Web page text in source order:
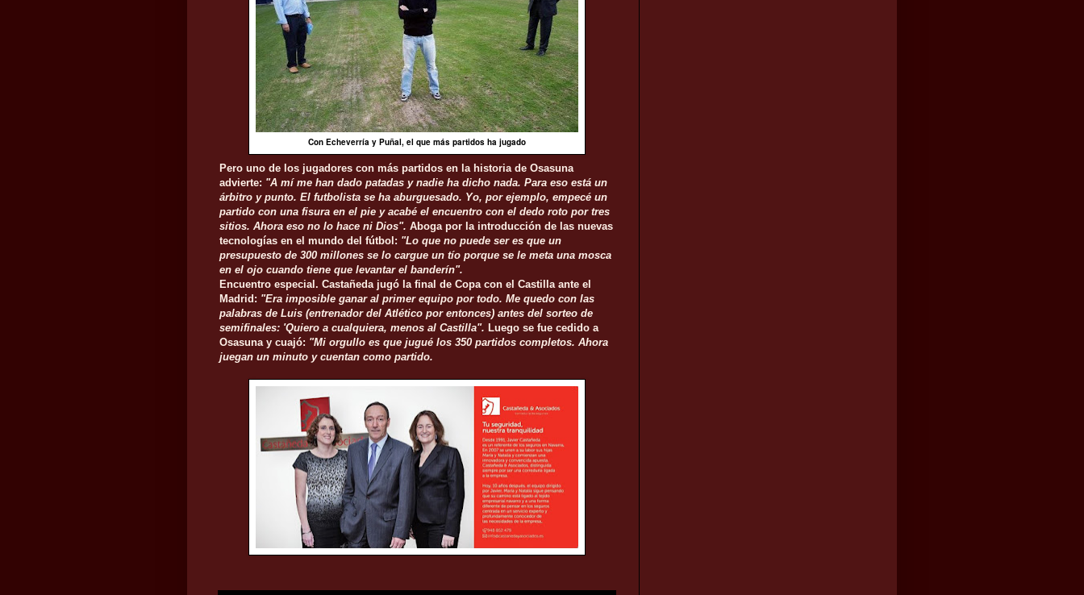
Con Echeverría y Puñal, el que más partidos ha jugado
Pero uno de los jugadores con más partidos en la historia de Osasuna
advierte: "A mí me han dado patadas y nadie ha dicho nada. Para eso está un
árbitro y punto. El futbolista se ha aburguesado. Yo, por ejemplo, empecé un
partido con una fisura en el pie y acabé el encuentro con el dedo roto por tres
sitios. Ahora eso no lo hace ni Dios". Aboga por la introducción de las nuevas
tecnologías en el mundo del fútbol: "Lo que no puede ser es que un
presupuesto de 300 millones se lo cargue un tío porque se le meta una mosca
en el ojo cuando tiene que levantar el banderín".
Encuentro especial. Castañeda jugó la final de Copa con el Castilla ante el
Madrid: "Era imposible ganar al primer equipo por todo. Me quedo con las
palabras de Luis (entrenador del Atlético por entonces) antes del sorteo de
semifinales: 'Quiero a cualquiera, menos al Castilla". Luego se fue cedido a
Osasuna y cuajó: "Mi orgullo es que jugué los 350 partidos completos. Ahora
juegan un minuto y cuentan como partido.